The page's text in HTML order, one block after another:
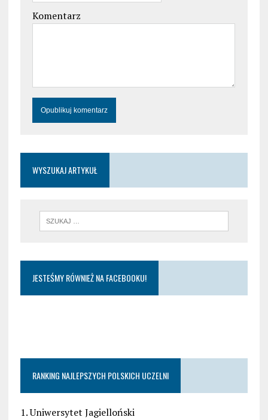
Komentarz
WYSZUKAJ ARTYKUŁ
JESTEŚMY RÓWNIEŻ NA FACEBOOKU!
RANKING NAJLEPSZYCH POLSKICH UCZELNI
1. Uniwersytet Jagielloński